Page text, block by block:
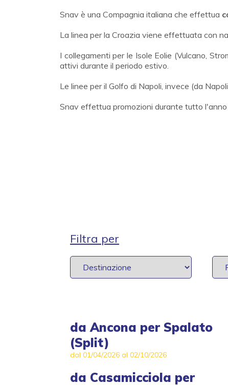
Snav è una Compagnia italiana che effettua
La linea per la Croazia viene effettuata con
I collegamenti per le Isole Eolie (Vulcano,
attivi durante il periodo estivo.
Le linee per il Golfo di Napoli, invece (da
Snav effettua promozioni durante tutto
Filtra per
daAncona per Spalato
(Split)
dal 01/04/2026 al 02/10/2026
da Casamicciola per